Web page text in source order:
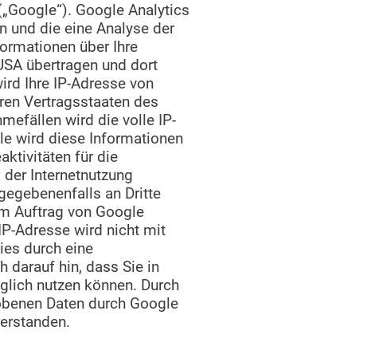
Google Analytics
und die eine Analyse der
über Ihre
übertragen und dort
Ihre IP-Adresse von
Vertragsstaaten des
wird die volle IP-
wird diese Informationen
für die
Internetnutzung
an Dritte
Auftrag von Google
Adresse wird nicht mit
durch eine
darauf hin, dass Sie in
nutzen können. Durch
Daten durch Google